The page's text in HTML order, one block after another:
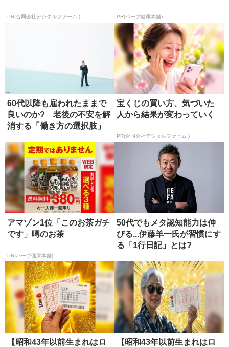
PR(合同会社デジタルファーム ) PR(ハーブ健康本舗)
60代以降も雇われたままで
良いのか? 老後の不安を解
消する「働き方の選択肢」
宝くじの買い方、気づいた
人から結果が変わっていく
PR(合同会社デジタルファーム )
アマゾン1位「このお茶ガチ
です」噂のお茶
PR(ハーブ健康本舗)
50代でもメタ認知能力は伸
びる...伊藤羊一氏が習慣にす
る「1行日記」とは?
【昭和43年以前生まれはロ
【昭和43年以前生まれはロ